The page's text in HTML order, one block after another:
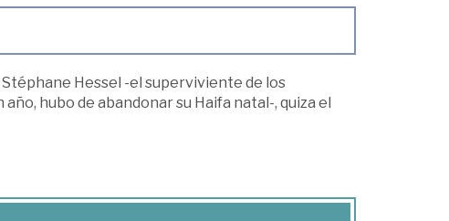
Hessel -el superviviente de los
hubo de abandonar su Haifa natal-, quiza el